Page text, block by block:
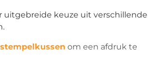
uitgebreide keuze uit verschillende
om een afdruk te